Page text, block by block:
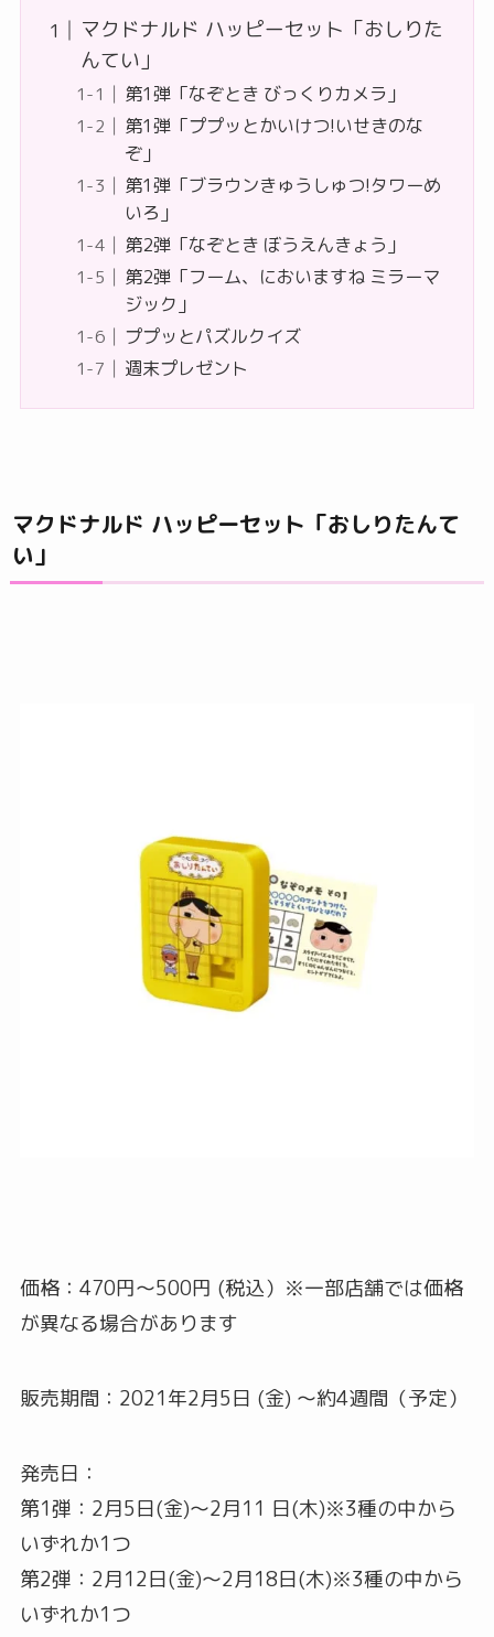
マクドナルド ハッピーセット「おしりた
んてい」
第1弾「なぞとき びっくりカメラ」
第1弾「ププッとかいけつ!いせきのな
ぞ」
第1弾「ブラウンきゅうしゅつ!タワーめ
いろ」
第2弾「なぞとき ぼうえんきょう」
第2弾「フーム、においますね ミラーマ
ジック」
ププッとパズルクイズ
週末プレゼント
マクドナルド ハッピーセット「おしりたんて
い」
価格：470円～500円 (税込）※一部店舗では価格
が異なる場合があります
販売期間：2021年2月5日 (金) ～約4週間（予定）
発売日：
第1弾：2月5日(金)～2月11 日(木)※3種の中から
いずれか1つ
第2弾：2月12日(金)～2月18日(木)※3種の中から
いずれか1つ